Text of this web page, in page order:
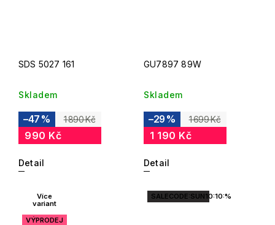
SDS 5027 161
Skladem
1 890 Kč
–47 %
990 Kč
Detail
GU7897 89W
Skladem
1 699 Kč
–29 %
1 190 Kč
Detail
Více
variant
VÝPRODEJ
SALECODE:SUN10:10:%